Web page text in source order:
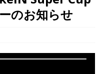
のお知らせ